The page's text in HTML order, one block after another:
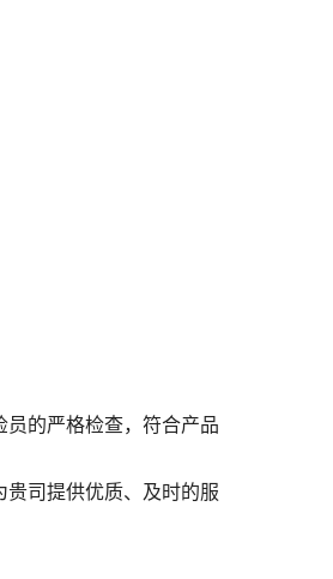
的严格检查，符合产品
司提供优质、及时的服